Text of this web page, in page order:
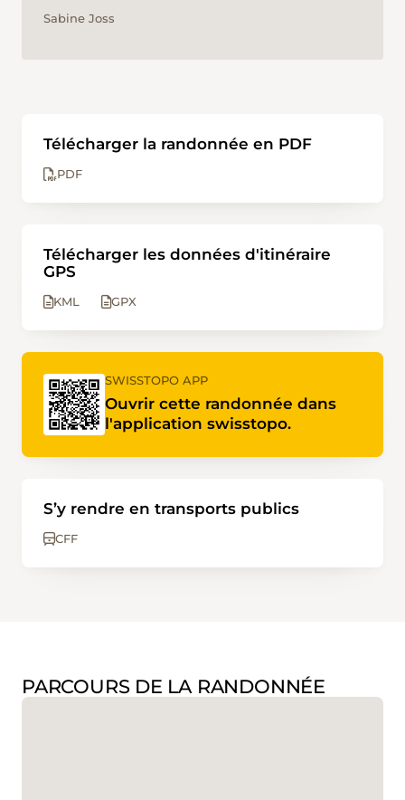
Sabine Joss
Télécharger la randonnée en PDF
PDF
Télécharger les données d'itinéraire
GPS
KML GPX
SWISSTOPO APP
Ouvrir cette randonnée dans
l'application swisstopo.
S’y rendre en transports publics
CFF
PARCOURS DE LA RANDONNÉE